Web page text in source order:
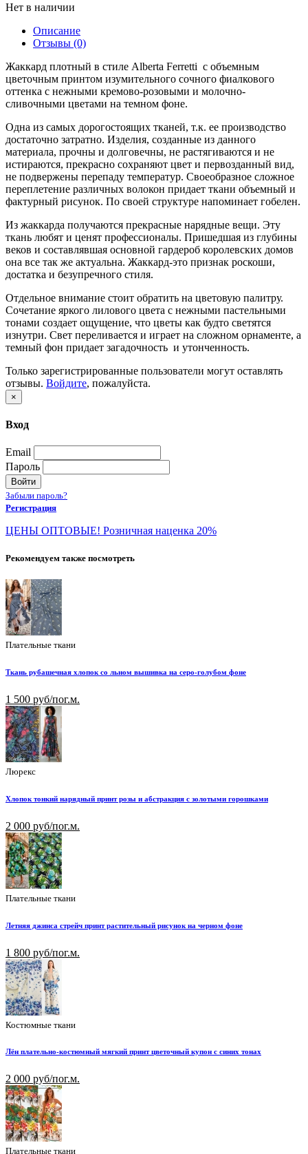
Нет в наличии
Описание
Отзывы (0)
Жаккард плотный в стиле Alberta Ferretti c объемным
цветочным принтом изумительного сочного фиалкового
оттенка c нежными кремово-розовыми и молочно-
сливочными цветами на темном фоне.
Одна из самых дорогостоящих тканей, т.к. ее производство
достаточно затратно. Изделия, созданные из данного
материала, прочны и долговечны, не растягиваются и не
истираются, прекрасно сохраняют цвет и первозданный вид,
не подвержены перепаду температур. Своеобразное сложное
переплетение различных волокон придает ткани объемный и
фактурный рисунок. По своей структуре напоминает гобелен.
Из жаккарда получаются прекрасные нарядные вещи. Эту
ткань любят и ценят профессионалы. Пришедшая из глубины
веков и составлявшая основной гардероб королевских домов
она все так же актуальна. Жаккард-это признак роскоши,
достатка и безупречного стиля.
Отдельное внимание стоит обратить на цветовую палитру.
Сочетание яркого лилового цвета c нежными пастельными
тонами создает ощущение, что цветы как будто светятся
изнутри. Свет переливается и играет на сложном орнаменте, а
темный фон придает загадочность и утонченность.
Только зарегистрированные пользователи могут оставлять
отзывы. Войдите, пожалуйста.
×
Вход
Email
Пароль
Войти
Забыли пароль?
Регистрация
ЦЕНЫ ОПТОВЫЕ! Розничная наценка 20%
Рекомендуем также посмотреть
Плательные ткани
Ткань рубашечная хлопок со льном вышивка на серо-голубом фоне
1 500 руб/пог.м.
Люрекс
Хлопок тонкий нарядный принт розы и абстракция с золотыми горошками
2 000 руб/пог.м.
Плательные ткани
Летняя джинса стрейч принт растительный рисунок на черном фоне
1 800 руб/пог.м.
Костюмные ткани
Лён плательно-костюмный мягкий принт цветочный купон с синих тонах
2 000 руб/пог.м.
Плательные ткани